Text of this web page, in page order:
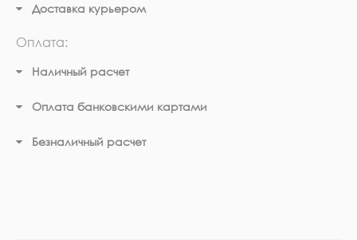
Доставка курьером
Оплата:
Наличный расчет
Оплата банковскими картами
Безналичный расчет